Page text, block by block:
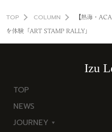
TOP COLUMN 【熱海・
を体験「ART STAMP RALLY」
Izu
TOP
NEWS
JOURNEY